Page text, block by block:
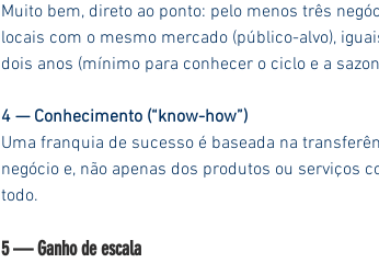
Muito bem, direto ao ponto: pelo menos três
locais com o mesmo mercado (público-alvo),
dois anos (mínimo para conhecer o ciclo e a
4 — Conhecimento (“know-how”)
Uma franquia de sucesso é baseada na
negócio e, não apenas dos produtos ou serviços
todo.
5 — Ganho de escala